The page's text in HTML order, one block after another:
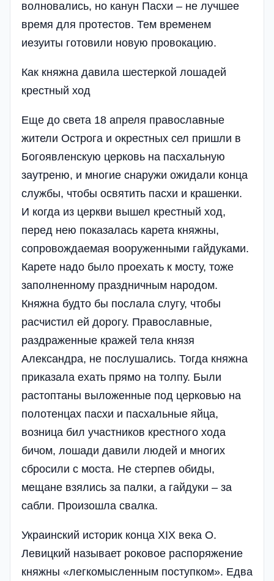
волновались, но канун Пасхи – не лучшее
время для протестов. Тем временем
иезуиты готовили новую провокацию.
Как княжна давила шестеркой лошадей
крестный ход
Еще до света 18 апреля православные
жители Острога и окрестных сел пришли в
Богоявленскую церковь на пасхальную
заутреню, и многие снаружи ожидали конца
службы, чтобы освятить пасхи и крашенки.
И когда из церкви вышел крестный ход,
перед нею показалась карета княжны,
сопровождаемая вооруженными гайдуками.
Карете надо было проехать к мосту, тоже
заполненному праздничным народом.
Княжна будто бы послала слугу, чтобы
расчистил ей дорогу. Православные,
раздраженные кражей тела князя
Александра, не послушались. Тогда княжна
приказала ехать прямо на толпу. Были
растоптаны выложенные под церковью на
полотенцах пасхи и пасхальные яйца,
возница бил участников крестного хода
бичом, лошади давили людей и многих
сбросили с моста. Не стерпев обиды,
мещане взялись за палки, а гайдуки – за
сабли. Произошла свалка.
Украинский историк конца XIX века О.
Левицкий называет роковое распоряжение
княжны «легкомысленным поступком». Едва